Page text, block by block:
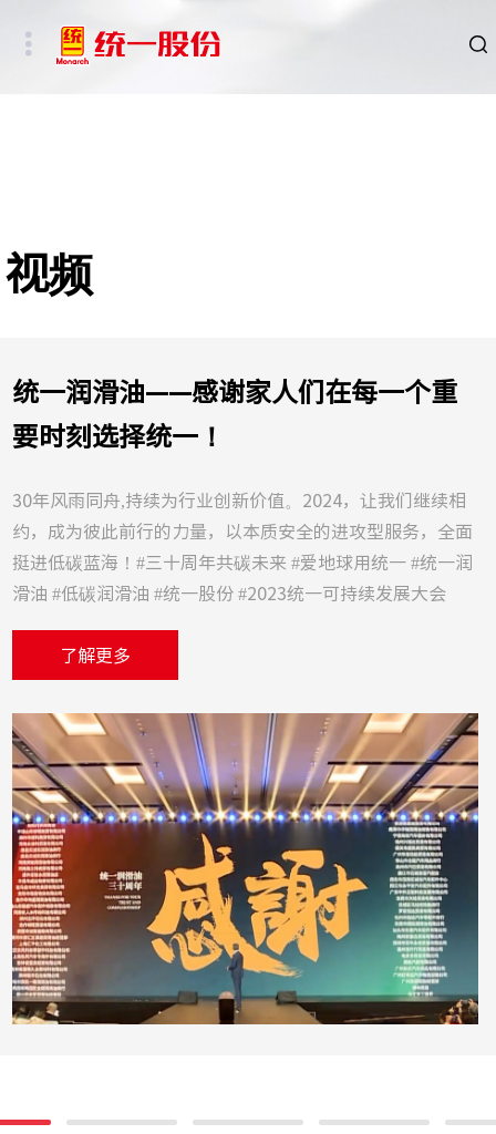
ESG
新能源车、新能源基础设施及数字社会相关行业
视频
统一润滑油——感谢家人们在每一个重
要时刻选择统一！
30年风雨同舟,持续为行业创新价值。2024，让我们继续相
约，成为彼此前行的力量，以本质安全的进攻型服务，全面
挺进低碳蓝海！#三十周年共碳未来 #爱地球用统一 #统一润
滑油 #低碳润滑油 #统一股份 #2023统一可持续发展大会
了解更多